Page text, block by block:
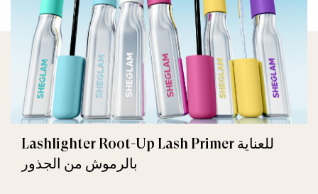
Lashlighter Root-Up Lash Primer للعناية
بالرموش من الجذور